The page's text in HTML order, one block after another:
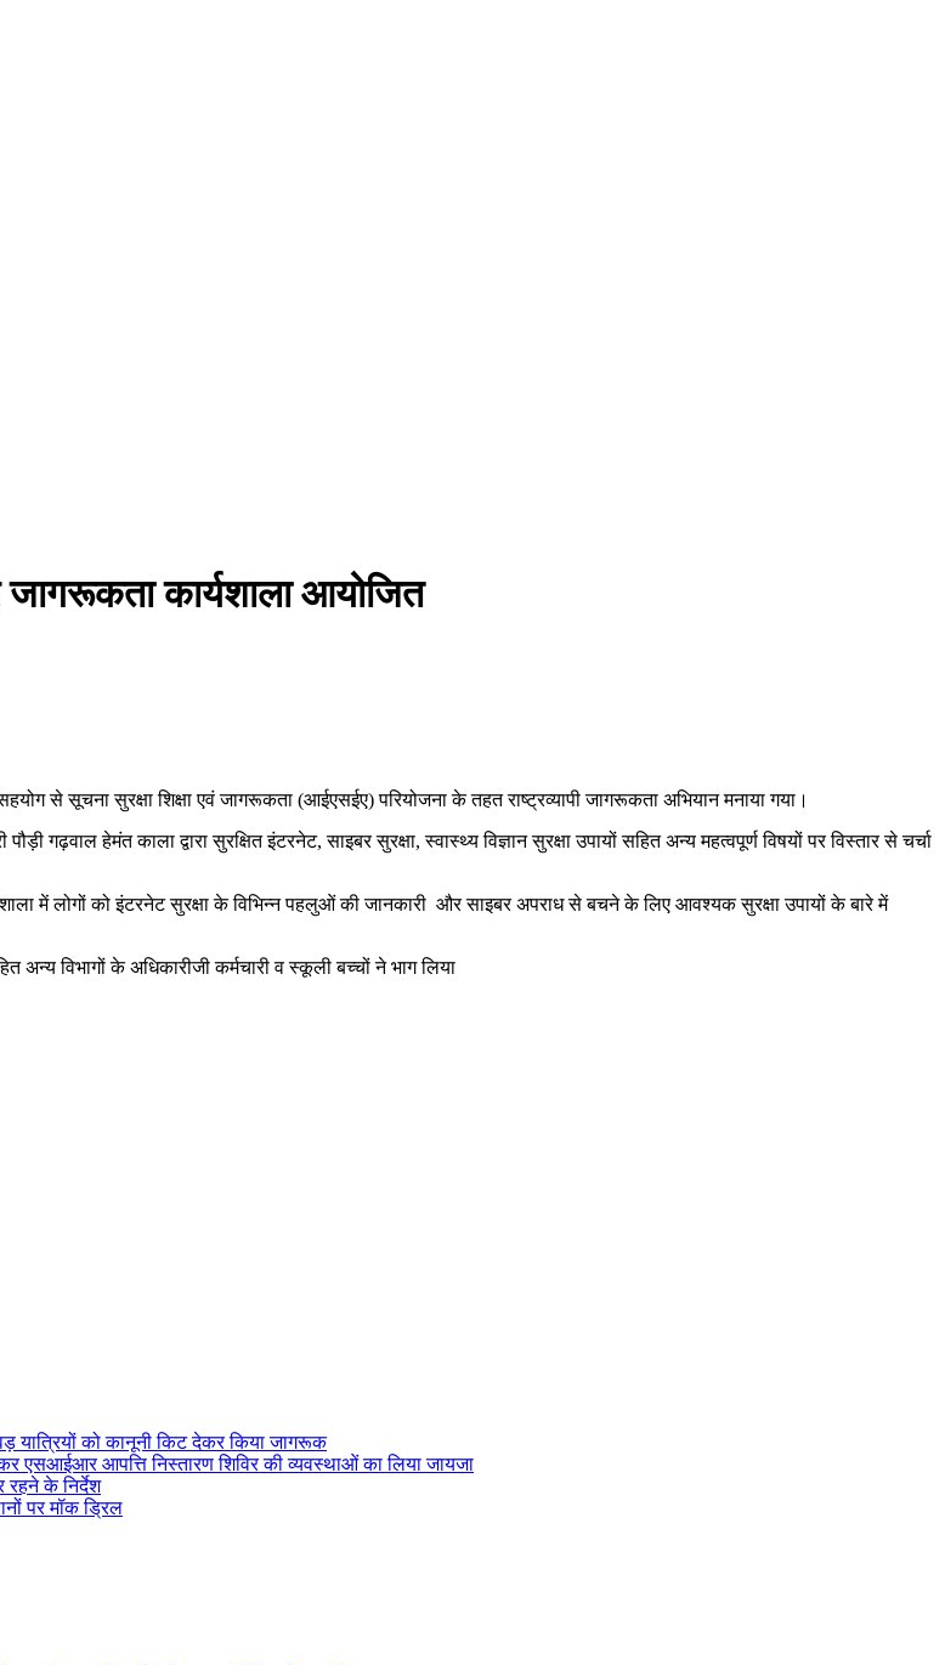
जागरूकता कार्यशाला आयोजित
से सूचना सुरक्षा शिक्षा एवं जागरूकता (आईएसईए) परियोजना के तहत राष्ट्रव्यापी जागरूकता अभियान मनाया गया।
गढ़वाल हेमंत काला द्वारा सुरक्षित इंटरनेट, साइबर सुरक्षा, स्वास्थ्य विज्ञान सुरक्षा उपायों सहित अन्य महत्वपूर्ण विषयों पर विस्तार से चर्चा
में लोगों को इंटरनेट सुरक्षा के विभिन्न पहलुओं की जानकारी और साइबर अपराध से बचने के लिए आवश्यक सुरक्षा उपायों के बारे में
विभागों के अधिकारीजी कर्मचारी व स्कूली बच्चों ने भाग लिया
यात्रियों को कानूनी किट देकर किया जागरूक
कर एसआईआर आपत्ति निस्तारण शिविर की व्यवस्थाओं का लिया जायजा
रहने के निर्देश
पर मॉक ड्रिल